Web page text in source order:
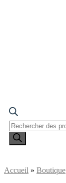
Recherche
de
Accueil » Boutique